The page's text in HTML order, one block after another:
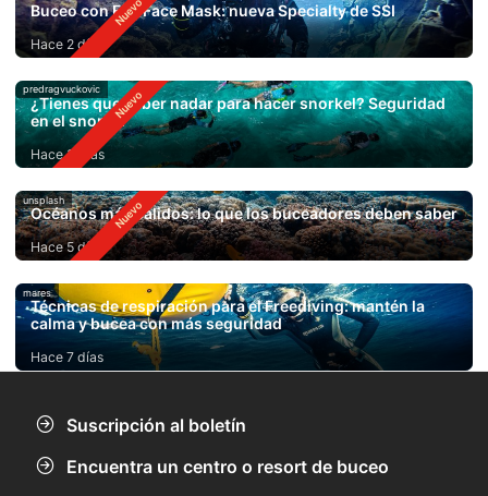
Buceo con Full Face Mask: nueva Specialty de SSI
Hace 2 días
predragvuckovic
¿Tienes que saber nadar para hacer snorkel? Seguridad
en el snorkel
Hace 3 días
unsplash
Océanos más cálidos: lo que los buceadores deben saber
Hace 5 días
mares
Técnicas de respiración para el Freediving: mantén la
calma y bucea con más seguridad
Hace 7 días
Suscripción al boletín
Encuentra un centro o resort de buceo